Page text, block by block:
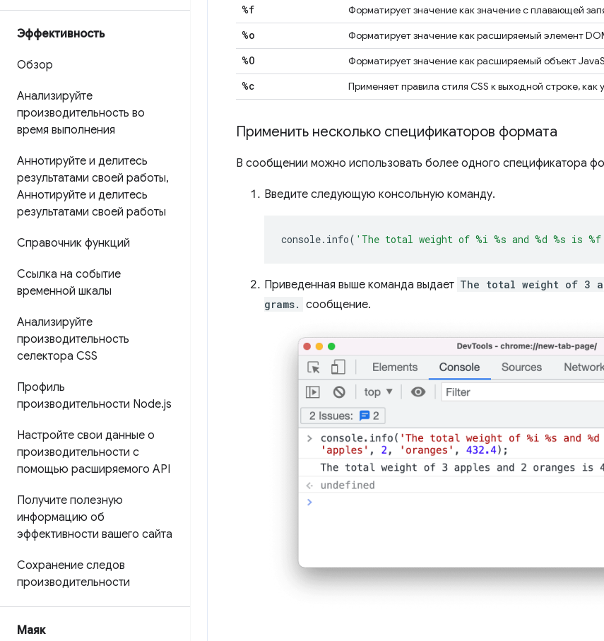
Эффективность
Обзор
Анализируйте
производительность во
время выполнения
Аннотируйте и делитесь
результатами своей работы,
Аннотируйте и делитесь
результатами своей работы
Справочник функций
Ссылка на событие
временной шкалы
Анализируйте
производительность
селектора CSS
Профиль
производительности Node.js
Настройте свои данные о
производительности с
помощью расширяемого API
Получите полезную
информацию об
эффективности вашего сайта
Сохранение следов
производительности
Маяк
%f Форматирует значение как значение с плавающей
%o Форматирует значение как расширяемый элемент
%O Форматирует значение как расширяемый объект
%c Применяет правила стиля CSS к выходной строке,
Применить несколько спецификаторов формата
В сообщении можно использовать более одного спецификатора
Введите следующую консольную команду.
console. info( 'The total weight of %i %s and %d %s is %f
Приведенная выше команда выдает The total weight of 3
grams. сообщение.